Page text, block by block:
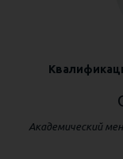
Академический